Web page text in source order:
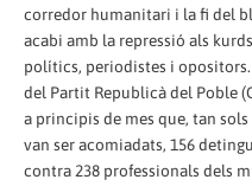
corredor humanitari i la fi del
acabi amb la repressió als
polítics, periodistes i
del Partit Republicà del Poble
a principis de mes que, tan
van ser acomiadats, 156
contra 238 professionals dels